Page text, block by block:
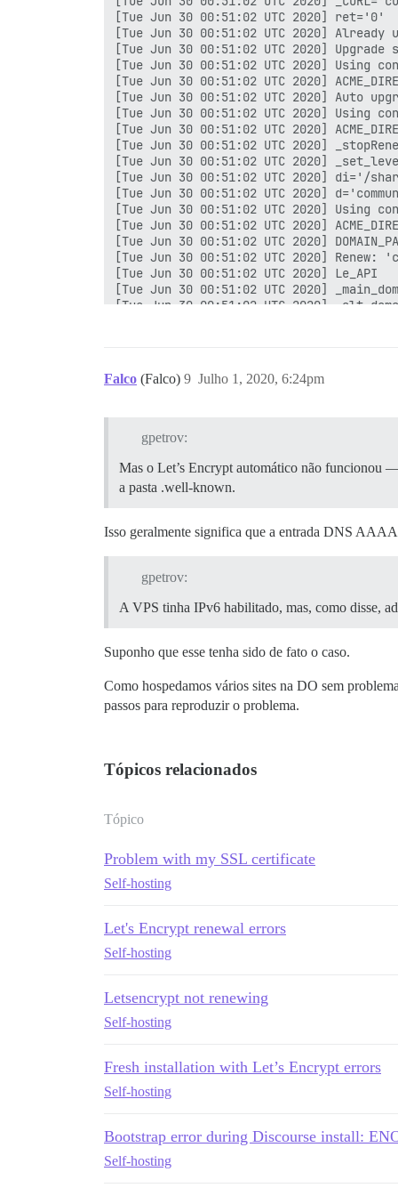
Falco (Falco) Julho 1, 2020, 6:24pm
9
gpetrov:
Mas o Let’s Encrypt automático não funcionou
a pasta .well-known.
Isso geralmente significa que a entrada DNS
gpetrov:
A VPS tinha IPv6 habilitado, mas, como disse,
Suponho que esse tenha sido de fato o caso.
Como hospedamos vários sites na DO sem
passos para reproduzir o problema.
Tópicos relacionados
Tópico
Problem with my SSL certificate
Self-hosting
Let's Encrypt renewal errors
Self-hosting
Letsencrypt not renewing
Self-hosting
Fresh installation with Let’s Encrypt errors
Self-hosting
Bootstrap error during Discourse install:
Self-hosting